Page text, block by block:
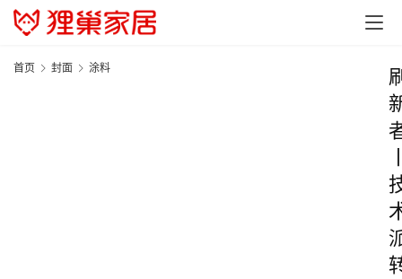
首页 封面 涂料